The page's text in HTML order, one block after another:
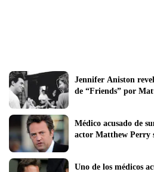
Jennifer Aniston
de “Friends” por
Médico acusado de
Uno de los médicos